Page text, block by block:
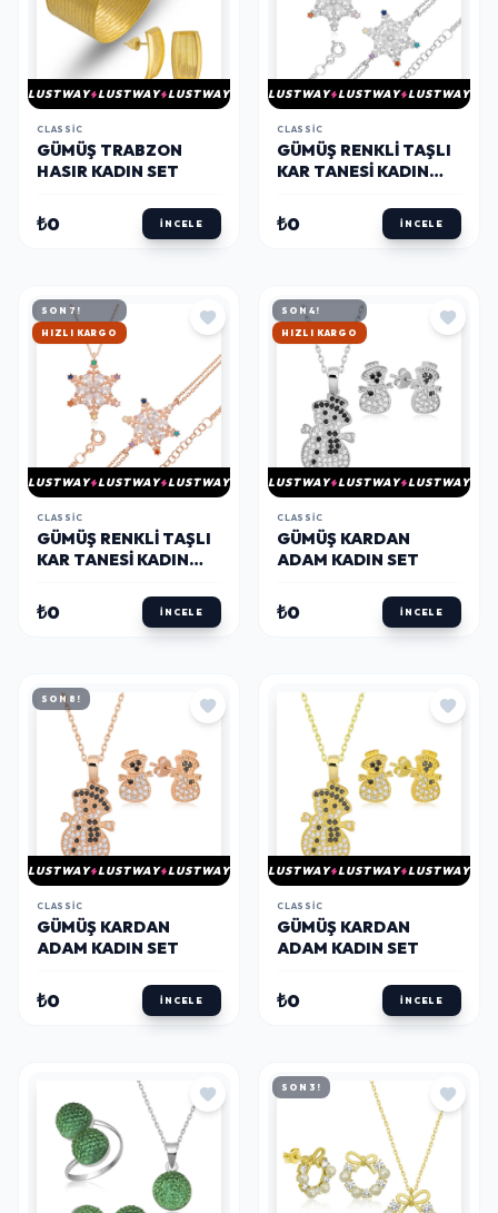
LUSTWAY LUSTWAY LUSTWAY
CLASSIC
GÜMÜŞ TRABZON
HASIR KADIN SET
₺0 İNCELE
LUSTWAY LUSTWAY LUSTWAY
CLASSIC
GÜMÜŞ RENKLI TAŞLI
KAR TANESI KADIN
₺0 İNCELE
SON 7!
HIZLI KARGO
LUSTWAY LUSTWAY LUSTWAY
CLASSIC
GÜMÜŞ RENKLI TAŞLI
KAR TANESI KADIN
₺0 İNCELE
SON 4!
HIZLI KARGO
LUSTWAY LUSTWAY LUSTWAY
CLASSIC
GÜMÜŞ KARDAN
ADAM KADIN SET
₺0 İNCELE
SON 8!
LUSTWAY LUSTWAY LUSTWAY
CLASSIC
GÜMÜŞ KARDAN
ADAM KADIN SET
₺0 İNCELE
LUSTWAY LUSTWAY LUSTWAY
CLASSIC
GÜMÜŞ KARDAN
ADAM KADIN SET
₺0 İNCELE
SON 3!